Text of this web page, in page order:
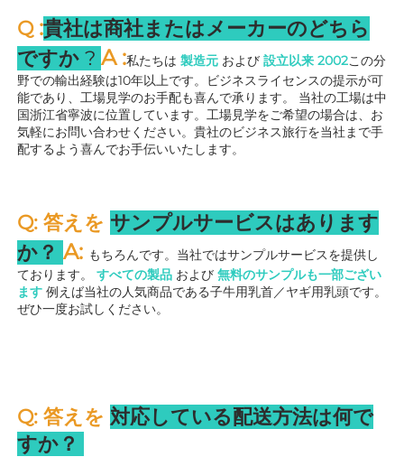
Q :貴社は商社またはメーカーのどちら
ですか ? A :私たちは 製造元 および 設立以来 2002この分
野での輸出経験は10年以上です。ビジネスライセンスの提示が可
能であり、工場見学のお手配も喜んで承ります。 当社の工場は中
国浙江省寧波に位置しています。工場見学をご希望の場合は、お
気軽にお問い合わせください。貴社のビジネス旅行を当社まで手
配するよう喜んでお手伝いいたします。
Q: 答えを サンプルサービスはあります
か？ A: もちろんです。当社ではサンプルサービスを提供し
ております。 すべての製品 および 無料のサンプルも一部ござい
ます 例えば当社の人気商品である子牛用乳首／ヤギ用乳頭です。
ぜひ一度お試しください。
Q: 答えを 対応している配送方法は何で
すか？